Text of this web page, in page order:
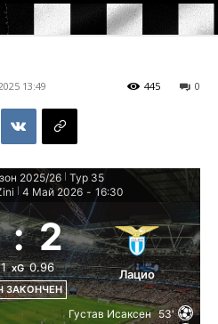
13:49 0
445
2025/26 Тур 35
4 Май 2026 - 16:30
: 2
xG 0.96
ЗАКОНЧЕН
Лацио
Густав Исаксен 53'